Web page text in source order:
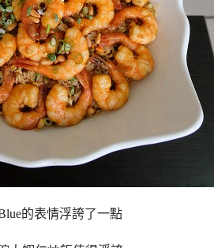
的表情浮誇了一點